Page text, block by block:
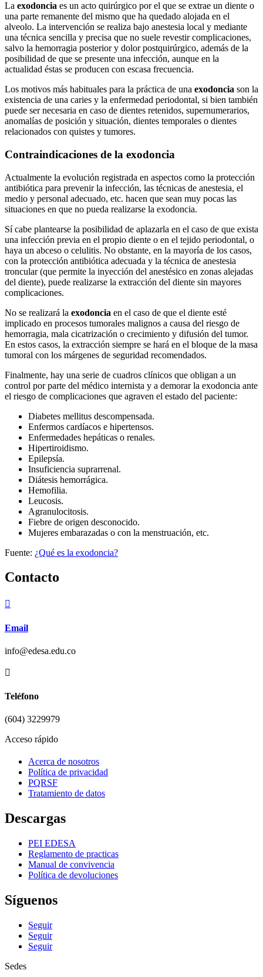
La exodoncia es un acto quirúrgico por el que se extrae un diente o
una parte remanente del mismo que ha quedado alojada en el
alveolo. La intervención se realiza bajo anestesia local y mediante
una técnica sencilla y precisa que no suele revestir complicaciones,
salvo la hemorragia posterior y dolor postquirúrgico, además de la
posibilidad de que se presente una infección, aunque en la
actualidad éstas se producen con escasa frecuencia.
Los motivos más habituales para la práctica de una exodoncia son la
existencia de una caries y la enfermedad periodontal, si bien también
puede ser necesaria en caso de dientes retenidos, supernumerarios,
anomalías de posición y situación, dientes temporales o dientes
relacionados con quistes y tumores.
Contraindicaciones de la exodoncia
Actualmente la evolución registrada en aspectos como la protección
antibiótica para prevenir la infección, las técnicas de anestesia, el
medio y personal adecuado, etc. hacen que sean muy pocas las
situaciones en que no pueda realizarse la exodoncia.
Sí cabe plantearse la posibilidad de aplazarla en el caso de que exista
una infección previa en el propio diente o en el tejido periodontal, o
haya un abceso o celulitis. No obstante, en la mayoría de los casos,
con la protección antibiótica adecuada y la técnica de anestesia
troncular (que permite la inyección del anestésico en zonas alejadas
del diente), puede realizarse la extracción del diente sin mayores
complicaciones.
No se realizará la exodoncia en el caso de que el diente esté
implicado en procesos tumorales malignos a causa del riesgo de
hemorragia, mala cicatrización o crecimiento y difusión del tumor.
En estos casos, la extracción siempre se hará en el bloque de la masa
tumoral con los márgenes de seguridad recomendados.
Finalmente, hay una serie de cuadros clínicos que obligan a un
control por parte del médico internista y a demorar la exodoncia ante
el riesgo de complicaciones que agraven el estado del paciente:
Diabetes mellitus descompensada.
Enfermos cardíacos e hipertensos.
Enfermedades hepáticas o renales.
Hipertiroidismo.
Epilepsía.
Insuficiencia suprarrenal.
Diátesis hemorrágica.
Hemofilia.
Leucosis.
Agranulocitosis.
Fiebre de origen desconocido.
Mujeres embarazadas o con la menstruación, etc.
Fuente: ¿Qué es la exodoncia?
Contacto

Email
info@edesa.edu.co

Teléfono
(604) 3229979
Acceso rápido
Acerca de nosotros
Política de privacidad
PQRSF
Tratamiento de datos
Descargas
PEI EDESA
Reglamento de practicas
Manual de convivencia
Política de devoluciones
Síguenos
Seguir
Seguir
Seguir
Sedes